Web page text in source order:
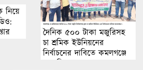
নিয়ে
দৈনিক ৫০০ টাকা মজুরিসহ
চা শ্রমিক ইউনিয়নের
নির্বাচনের দাবিতে কমলগঞ্জে
চা-শ্রমিকদের মানববন্ধন